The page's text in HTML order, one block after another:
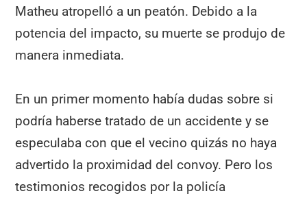
Matheu atropelló a un peatón. Debido a la
potencia del impacto, su muerte se produjo de
manera inmediata.
En un primer momento había dudas sobre si
podría haberse tratado de un accidente y se
especulaba con que el vecino quizás no haya
advertido la proximidad del convoy. Pero los
testimonios recogidos por la policía